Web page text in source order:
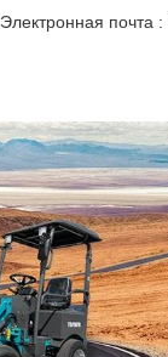
Электронная почта :